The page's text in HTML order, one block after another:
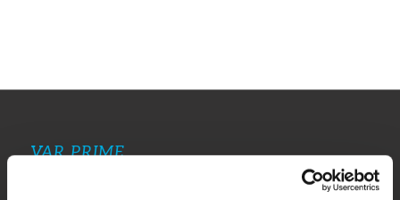
VAR PRIME
Var Prime è la società di Var Group specializzata in